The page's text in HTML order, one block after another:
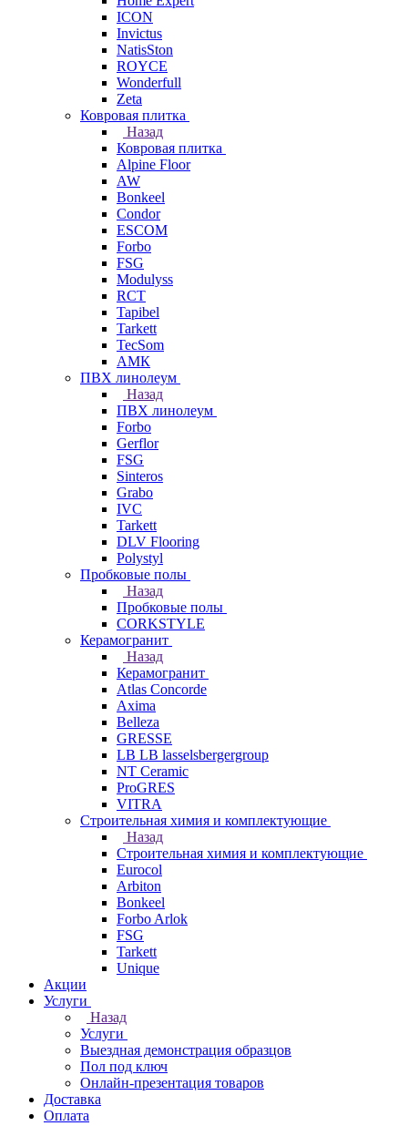
ICON
Invictus
NatisSton
ROYCE
Wonderfull
Zeta
Ковровая плитка
Назад
Ковровая плитка
Alpine Floor
AW
Bonkeel
Condor
ESCOM
Forbo
FSG
Modulyss
RCT
Tapibel
Tarkett
TecSom
АМК
ПВХ линолеум
Назад
ПВХ линолеум
Forbo
Gerflor
FSG
Sinteros
Grabo
IVC
Tarkett
DLV Flooring
Polystyl
Пробковые полы
Назад
Пробковые полы
CORKSTYLE
Керамогранит
Назад
Керамогранит
Atlas Concorde
Axima
Belleza
GRESSE
LB LB lasselsbergergroup
NT Ceramic
ProGRES
VITRA
Строительная химия и комплектующие
Назад
Строительная химия и комплектующие
Eurocol
Arbiton
Bonkeel
Forbo Arlok
FSG
Tarkett
Unique
Акции
Услуги
Назад
Услуги
Выездная демонстрация образцов
Пол под ключ
Онлайн-презентация товаров
Доставка
Оплата